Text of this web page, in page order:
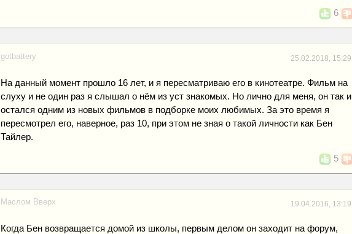
6
gotbattery 25.02.2018, 15:29
На данный момент прошло 16 лет, и я пересматриваю его в кинотеатре. Фильм на
слуху и не один раз я слышал о нём из уст знакомых. Но лично для меня, он так и
остался одним из новых фильмов в подборке моих любимых. За это время я
пересмотрел его, наверное, раз 10, при этом не зная о такой личности как Бен
Тайлер.
5
Маслом Вверх 19.04.2016, 13:19
Когда Бен возвращается домой из школы, первым делом он заходит на форум,